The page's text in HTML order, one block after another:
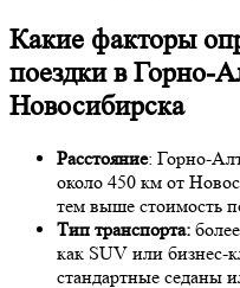
Какие факторы
поездки в Горно-
Новосибирска
Расстояние: Горно-
около 450 км от
тем выше стоимость
Тип транспорта:
как SUV или бизнес-
стандартные седаны